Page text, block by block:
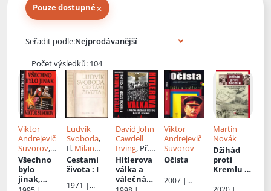
Pouze dostupné×
Seřadit podle:
Počet výsledků: 104
Viktor
Andrejevič
Suvorov,
Př.Dimitrij
Běloševský
,Rudolf
Řežábek
Všechno
bylo
jinak,
aneb, Kdo
Ludvík
Svoboda,
Il. Milan
Hegar
Cestami
života: I
1971 |
David John
Cawdell
Irving, Př.
Tamara
Váňová
Hitlerova
válka a
válečná
stezka let
Viktor
Andrejevič
Suvorov
Očista
2007 |
Martin
Novák
Džihád
proti
Kremlu :
válka v